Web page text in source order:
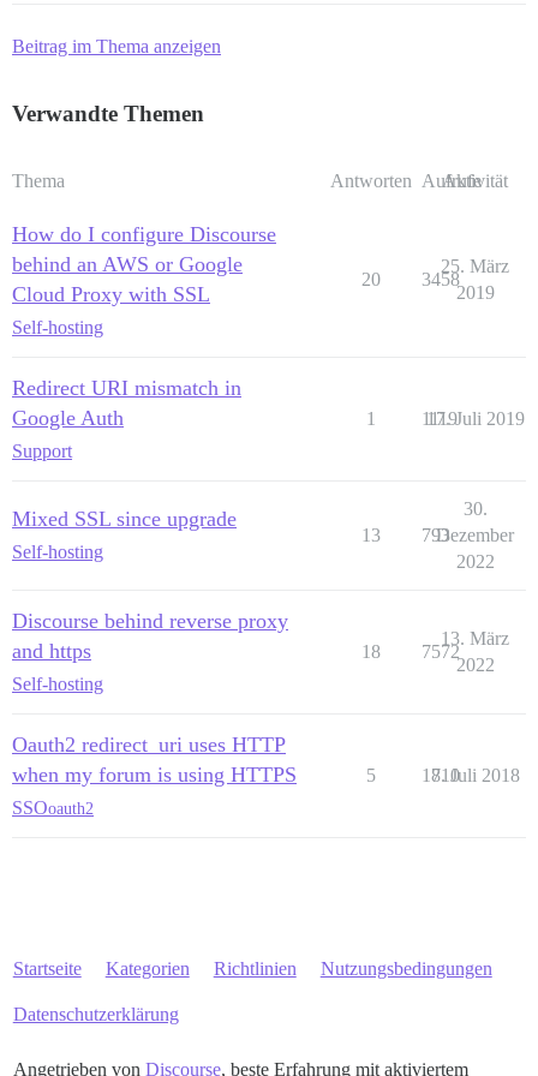
Beitrag im Thema anzeigen
Verwandte Themen
Thema Antworten Aufrufe
Aktivität
How do I configure Discourse
behind an AWS or Google
Cloud Proxy with SSL
Self-hosting
20 3458
25. März
2019
Redirect URI mismatch in
Google Auth
Support
1 1119
17. Juli 2019
Mixed SSL since upgrade
Self-hosting
13 793
30.
Dezember
2022
Discourse behind reverse proxy
and https
Self-hosting
18 7572
13. März
2022
Oauth2 redirect_uri uses HTTP
when my forum is using HTTPS
SSOoauth2
5 1710
8. Juli 2018
Startseite Kategorien Richtlinien Nutzungsbedingungen
Datenschutzerklärung
Angetrieben von Discourse, beste Erfahrung mit aktiviertem